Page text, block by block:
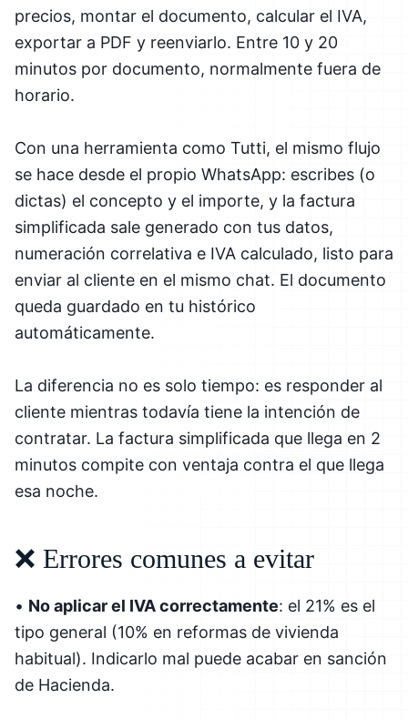
precios, montar el documento, calcular el IVA,
exportar a PDF y reenviarlo. Entre 10 y 20
minutos por documento, normalmente fuera de
horario.
Con una herramienta como Tutti, el mismo flujo
se hace desde el propio WhatsApp: escribes (o
dictas) el concepto y el importe, y la factura
simplificada sale generado con tus datos,
numeración correlativa e IVA calculado, listo para
enviar al cliente en el mismo chat. El documento
queda guardado en tu histórico
automáticamente.
La diferencia no es solo tiempo: es responder al
cliente mientras todavía tiene la intención de
contratar. La factura simplificada que llega en 2
minutos compite con ventaja contra el que llega
esa noche.
❌ Errores comunes a evitar
• No aplicar el IVA correctamente: el 21% es el
tipo general (10% en reformas de vivienda
habitual). Indicarlo mal puede acabar en sanción
de Hacienda.